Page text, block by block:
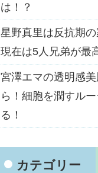
は！？
星野真里は反抗期の
現在は5人兄弟が最
宮澤エマの透明感
ら！細胞を潤すル
る！
カテゴリー